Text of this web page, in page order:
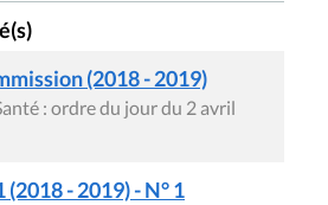
(2018 - 2019)
: ordre du jour du 2 avril
- 2019) - N° 1